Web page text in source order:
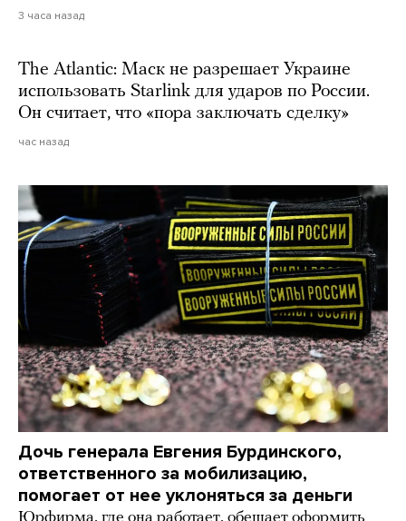
3 часа назад
The Atlantic: Маск не разрешает Украине
использовать Starlink для ударов по России.
Он считает, что «пора заключать сделку»
час назад
Дочь генерала Евгения Бурдинского,
ответственного за мобилизацию,
помогает от нее уклоняться за деньги